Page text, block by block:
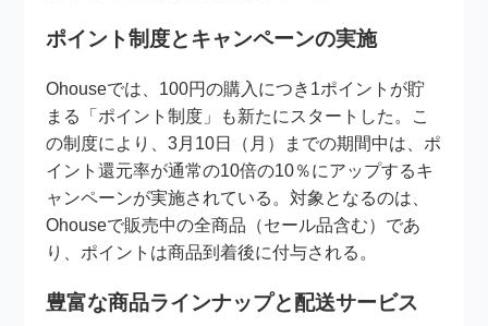
ポイント制度とキャンペーンの実施
Ohouseでは、100円の購入につき1ポイントが貯
まる「ポイント制度」も新たにスタートした。こ
の制度により、3月10日（月）までの期間中は、ポ
イント還元率が通常の10倍の10％にアップするキ
ャンペーンが実施されている。対象となるのは、
Ohouseで販売中の全商品（セール品含む）であ
り、ポイントは商品到着後に付与される。
豊富な商品ラインナップと配送サービス